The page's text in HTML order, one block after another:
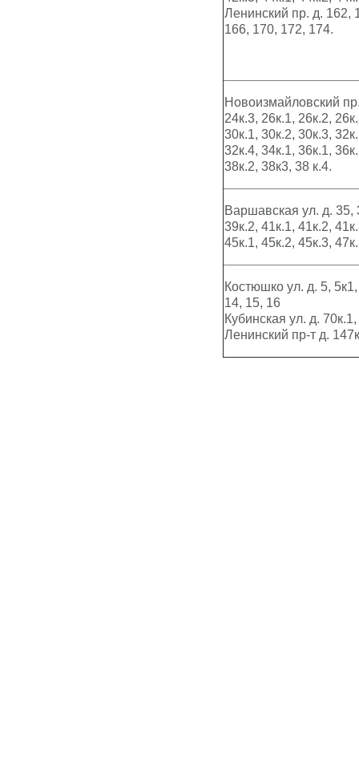
Ленинский пр. д. 162,
166, 170, 172, 174.
Новоизмайловский
24к.3, 26к.1, 26к.2,
30к.1, 30к.2, 30к.3,
32к.4, 34к.1, 36к.1,
38к.2, 38к3, 38 к.4.
Варшавская ул. д. 35,
39к.2, 41к.1, 41к.2,
45к.1, 45к.2, 45к.3,
Костюшко ул. д. 5,
14, 15, 16
Кубинская ул. д.
Ленинский пр-т д.